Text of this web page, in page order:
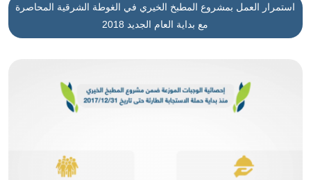
استمرار العمل بمشروع المطبخ الخيري في الغوطة الشرقية المحاصرة
مع بداية العام الجديد 2018